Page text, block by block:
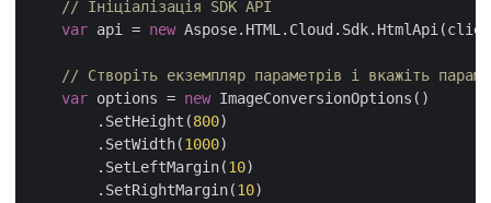
// Ініціалізація SDK API
var api = new
// Створіть екземпляр параметрів і вкажіть
var options = new ImageConversionOptions()
        .SetHeight(
800)
        .SetWidth(
1000)
        .SetLeftMargin(
10)
        .SetRightMargin(
10)